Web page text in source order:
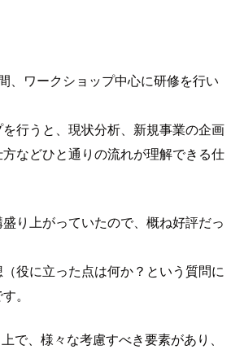
、ワークショップ中心に研修を行い
行うと、現状分析、新規事業の企画
などひと通りの流れが理解できる仕
り上がっていたので、概ね好評だっ
役に立った点は何か？という質問に
。
で、様々な考慮すべき要素があり、